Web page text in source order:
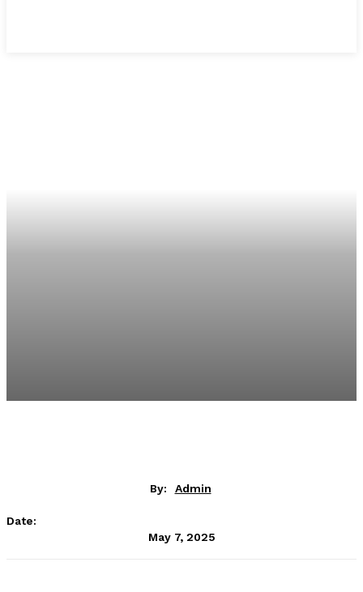
By: Admin
Date:
May 7, 2025